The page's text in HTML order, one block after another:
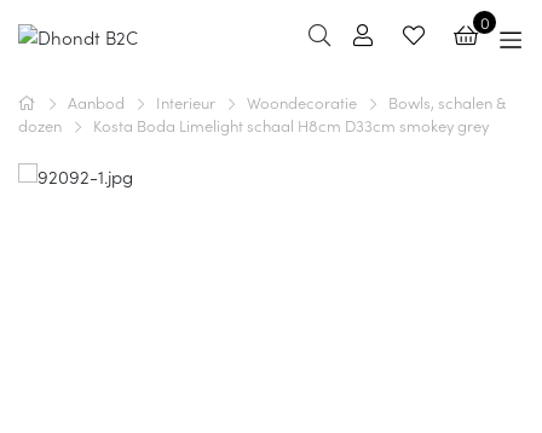
0
Aanbod Interieur Woondecoratie
Bowls, schalen &
dozen
Kosta Boda Limelight schaal H8cm D33cm smokey grey